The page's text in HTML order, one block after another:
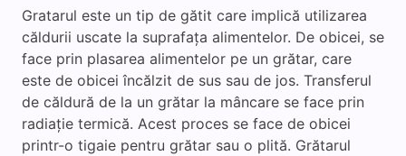
Gratarul este un tip de gătit care implică utilizarea
căldurii uscate la suprafața alimentelor. De obicei, se
face prin plasarea alimentelor pe un grătar, care
este de obicei încălzit de sus sau de jos. Transferul
de căldură de la un grătar la mâncare se face prin
radiație termică. Acest proces se face de obicei
printr-o tigaie pentru grătar sau o plită. Grătarul